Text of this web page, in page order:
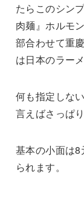
たらこのシン
肉麺』ホルモ
部合わせて重
は日本のラー
何も指定しな
言えばさっぱ
基本の小面は
られます。